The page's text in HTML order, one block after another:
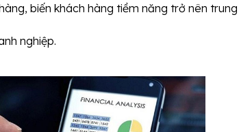
biến khách hàng tiềm năng trở nên trung
nghiệp.